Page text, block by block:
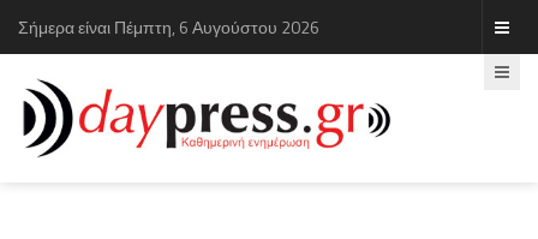
Σήμερα είναι Πέμπτη, 6 Αυγούστου 2026